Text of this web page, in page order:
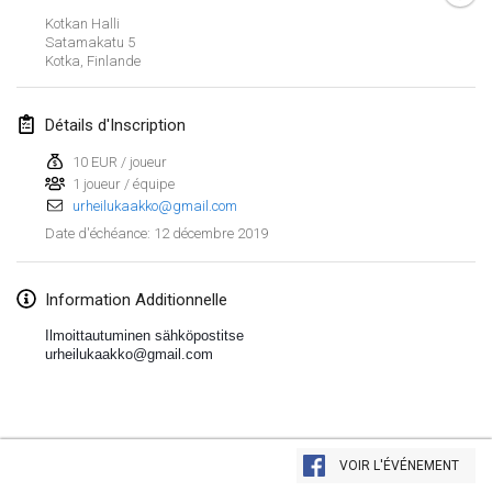
Afficher la liste
Kotkan Halli
Satamakatu 5
Kotka Finlande
Détails d'Inscription
10 EUR / joueur
1 joueur / équipe
urheilukaakko@gmail.com
Date d'échéance: 12 décembre 2019
Information Additionnelle
Ilmoittautuminen sähköpostitse
urheilukaakko@gmail.com
VOIR L'ÉVÉNEMENT
février 2019
2 févr. 2019| Finlande
Lumi Mölkky
9 févr. 2019|Finlande
9 févr. 2019|France
OTH